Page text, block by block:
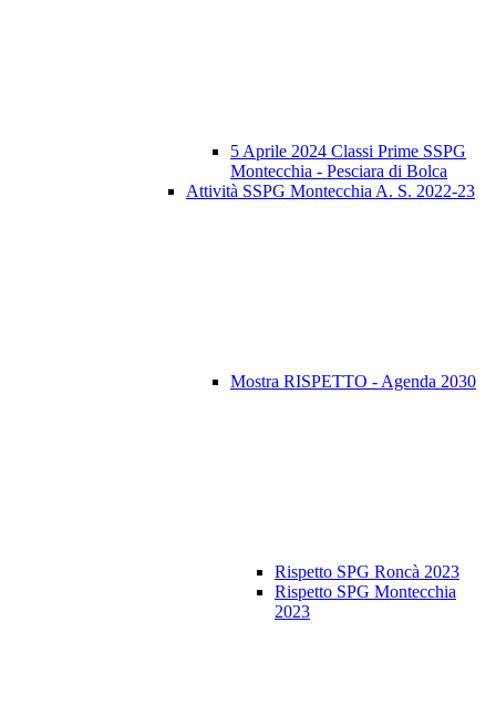
5 Aprile 2024 Classi Prime SSPG
Montecchia - Pesciara di Bolca
Attività SSPG Montecchia A. S. 2022-23
Mostra RISPETTO - Agenda 2030
Rispetto SPG Roncà 2023
Rispetto SPG Montecchia
2023